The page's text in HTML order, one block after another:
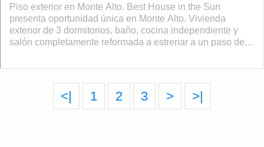
Piso exterior en Monte Alto. Best House in the Sun
presenta oportunidad única en Monte Alto. Vivienda
exterior de 3 dormitorios, baño, cocina independiente y
salón completamente reformada a estrenar a un paso del
<| 1 2 3 > >|